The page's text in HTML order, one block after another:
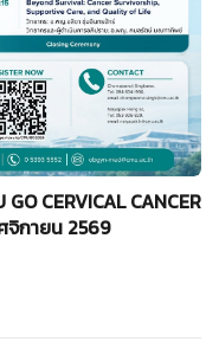
CERVICAL CANCER
จิกายน 2569